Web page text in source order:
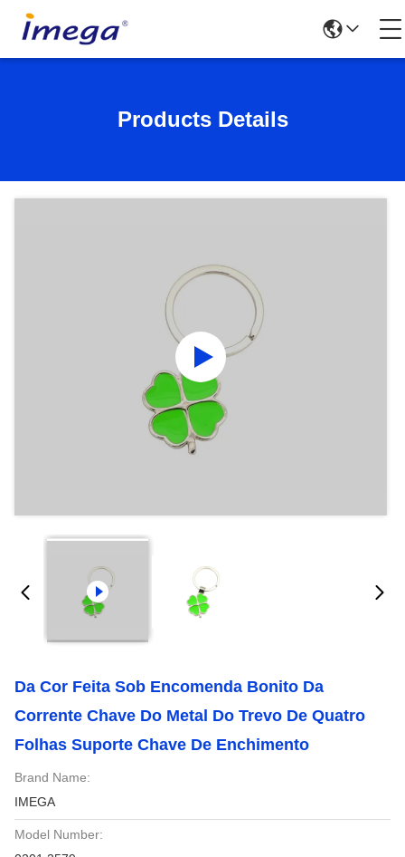
Products Details
Da Cor Feita Sob Encomenda Bonito Da
Corrente Chave Do Metal Do Trevo De Quatro
Folhas Suporte Chave De Enchimento
Brand Name:
IMEGA
Model Number: